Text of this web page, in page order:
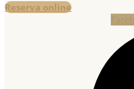
Reserva online